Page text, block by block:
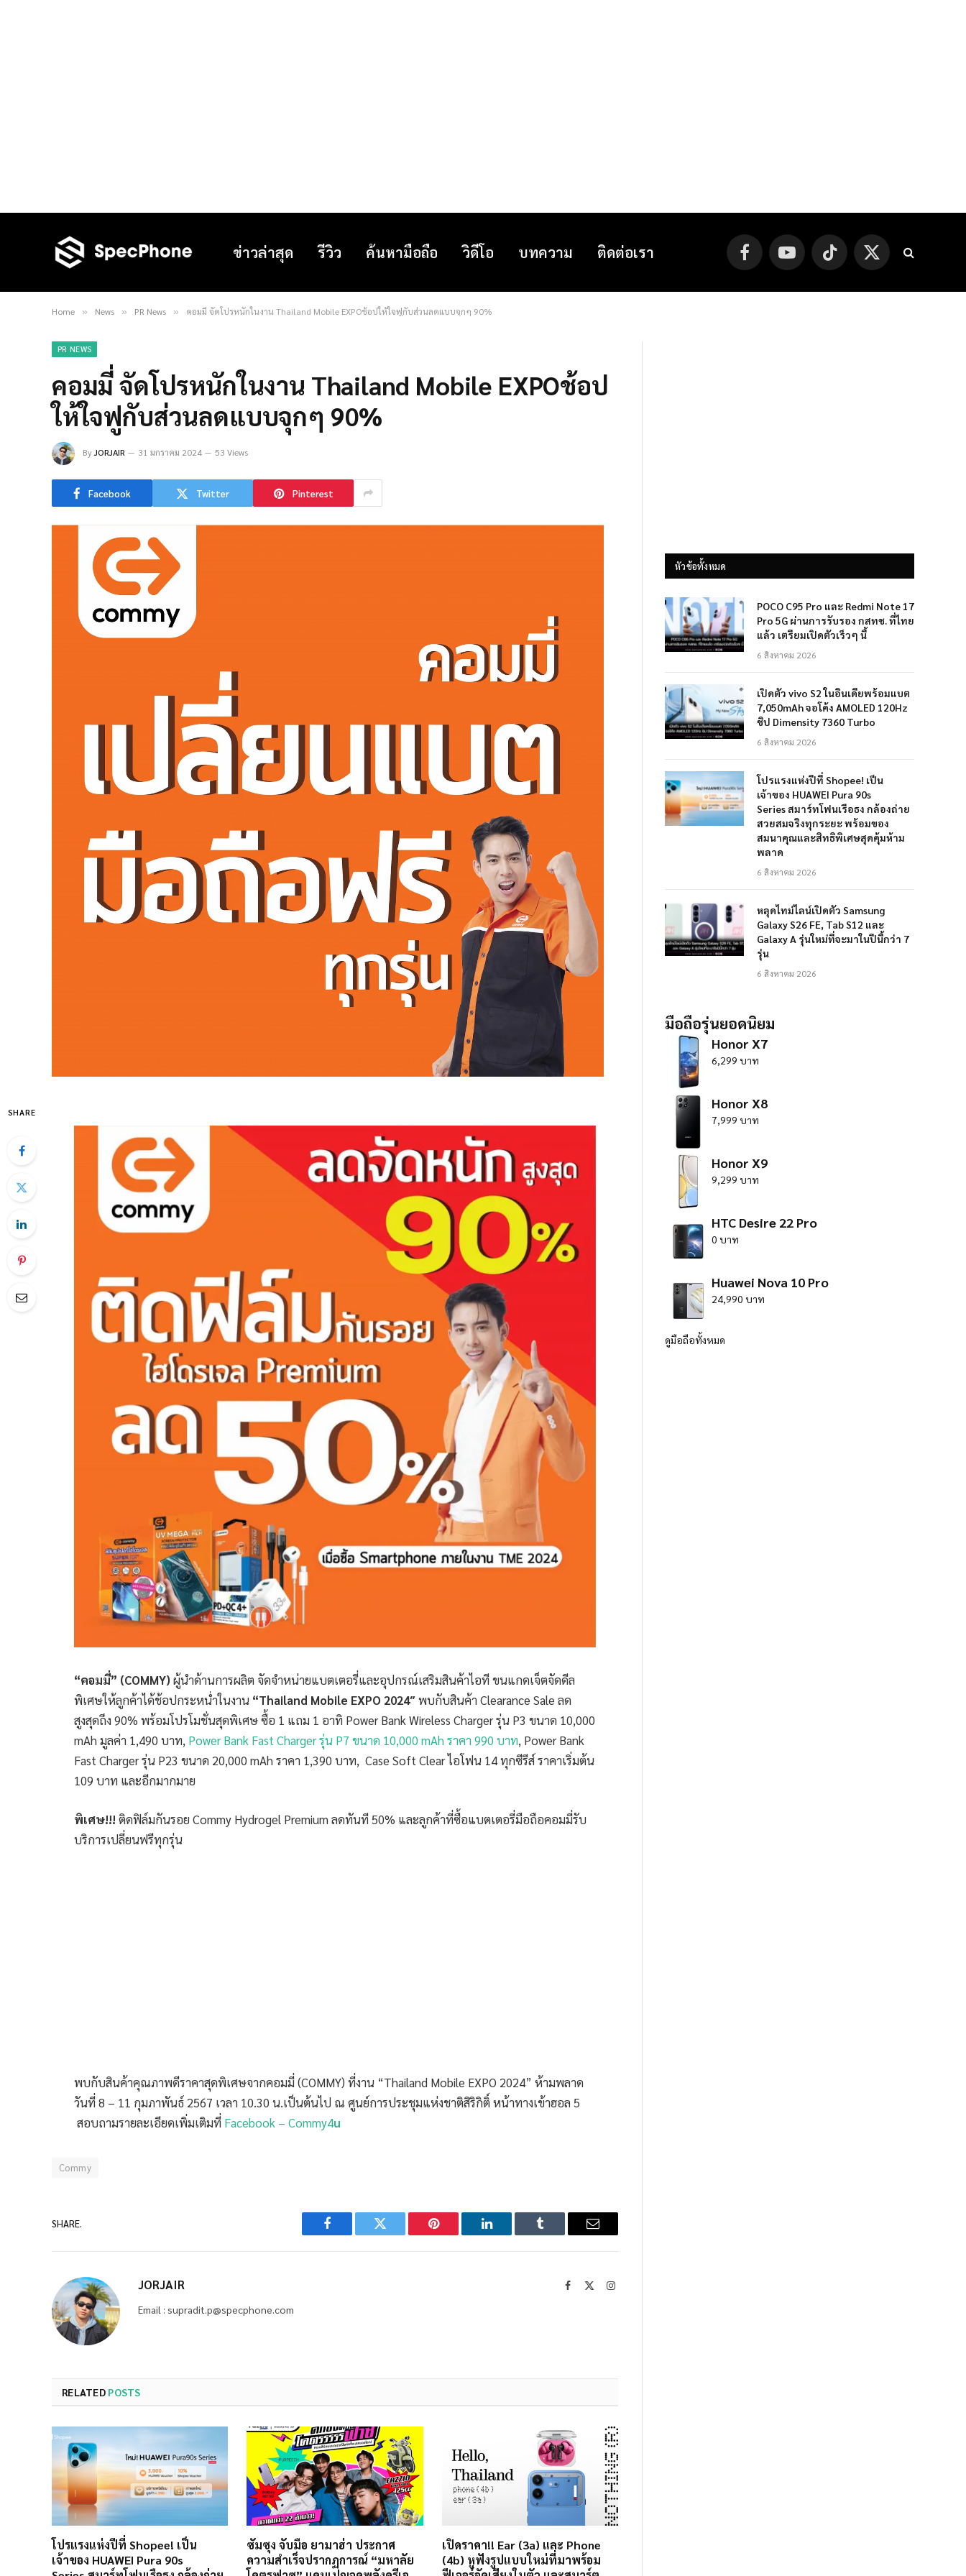
ข่าวล่าสุด รีวิว ค้นหามือถือ วิดีโอ บทความ ติดต่อเรา FacebookYouTube TikTok
X
(Twitter)
Home » News » PR News » คอมมี่ จัดโปรหนักในงาน Thailand Mobile EXPOช้อปให้ใจฟูกับส่วนลดแบบจุกๆ 90%
PR NEWS
คอมมี่ จัดโปรหนักในงาน Thailand Mobile EXPOช้อป
ให้ใจฟูกับส่วนลดแบบจุกๆ 90%
ByJORJAIR 31 มกราคม 2024 53 Views
Facebook Twitter Pinterest
SHARE
“คอมมี่” (COMMY) ผู้นำด้านการผลิต จัดจำหน่ายแบตเตอรี่และอุปกรณ์เสริมสินค้าไอที ขนแกดเจ็ตจัดดีล
พิเศษให้ลูกค้าได้ช้อปกระหน่ำในงาน “Thailand Mobile EXPO 2024″พบกับสินค้า Clearance Sale ลด
สูงสุดถึง 90% พร้อมโปรโมชั่นสุดพิเศษ ซื้อ 1 แถม 1 อาทิ Power Bank Wireless Charger รุ่น P3 ขนาด 10,000
mAh มูลค่า 1,490 บาท, Power Bank Fast Charger รุ่น P7 ขนาด 10,000 mAh ราคา 990 บาท, Power Bank
Fast Charger รุ่น P23 ขนาด 20,000 mAh ราคา 1,390 บาท, Case Soft Clear ไอโฟน 14 ทุกซีรีส์ ราคาเริ่มต้น
109 บาท และอีกมากมาย
พิเศษ!!! ติดฟิล์มกันรอย Commy Hydrogel Premium ลดทันที 50% และลูกค้าที่ซื้อแบตเตอรี่มือถือคอมมี่รับ
บริการเปลี่ยนฟรีทุกรุ่น
พบกับสินค้าคุณภาพดีราคาสุดพิเศษจากคอมมี่ (COMMY) ที่งาน “Thailand Mobile EXPO 2024” ห้ามพลาด
วันที่ 8 – 11 กุมภาพันธ์ 2567 เวลา 10.30 น.เป็นต้นไป ณ ศูนย์การประชุมแห่งชาติสิริกิติ์ หน้าทางเข้าฮอล 5
สอบถามรายละเอียดเพิ่มเติมที่ Facebook – Commy4u
Commy
SHARE.
Facebook Twitter Pinterest LinkedIn Tumblr Email
JORJAIR Facebook Instagram
Email : supradit.p@specphone.com
RELATED POSTS
โปรแรงแห่งปีที่ Shopee! เป็น
เจ้าของ HUAWEI Pura 90s
ซัมซุง จับมือ ยามาฮ่า ประกาศ
ความสำเร็จปรากฏการณ์ “มหาลัย
เปิดราคา!! Ear (3a) และ Phone
(4b) หูฟังรูปแบบใหม่ที่มาพร้อม
หัวข้อทั้งหมด
POCO C95 Pro และ Redmi Note 17
Pro 5G ผ่านการรับรอง กสทช. ที่ไทย
แล้ว เตรียมเปิดตัวเร็วๆ นี้
6 สิงหาคม 2026
เปิดตัว vivo S2 ในอินเดียพร้อมแบต
7,050mAh จอโค้ง AMOLED 120Hz
ชิป Dimensity 7360 Turbo
6 สิงหาคม 2026
โปรแรงแห่งปีที่ Shopee! เป็น
เจ้าของ HUAWEI Pura 90s
Series สมาร์ทโฟนเรือธง กล้องถ่าย
สวยสมจริงทุกระยะ พร้อมของ
สมนาคุณและสิทธิพิเศษสุดคุ้มห้าม
พลาด
6 สิงหาคม 2026
หลุดไทม์ไลน์เปิดตัว Samsung
Galaxy S26 FE, Tab S12 และ
Galaxy A รุ่นใหม่ที่จะมาในปีนี้กว่า 7
รุ่น
6 สิงหาคม 2026
มือถือรุ่นยอดนิยม
Honor X7
6,299 บาท
Honor X8
7,999 บาท
Honor X9
9,299 บาท
HTC Desire 22 Pro
0 บาท
Huawei Nova 10 Pro
24,990 บาท
ดูมือถือทั้งหมด